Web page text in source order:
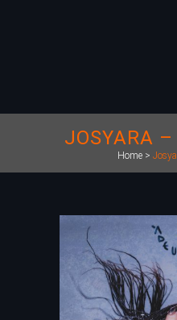
JOSYARA
Home >